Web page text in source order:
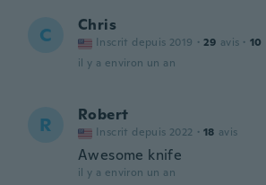
C Chris
Inscrit depuis 2019 · 29 avis · 10
il y a environ un an
R Robert
Inscrit depuis 2022 · 18 avis
Awesome knife
il y a environ un an